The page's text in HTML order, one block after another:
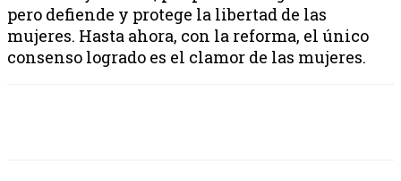
pero defiende y protege la libertad de las
mujeres. Hasta ahora, con la reforma, el único
consenso logrado es el clamor de las mujeres.